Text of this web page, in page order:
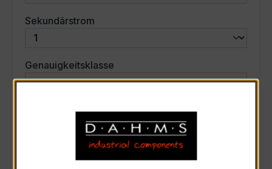
Sekundärstrom
Genauigkeitsklasse
Scheinleistung (VA)auswählen
Auswahl zurücksetzen